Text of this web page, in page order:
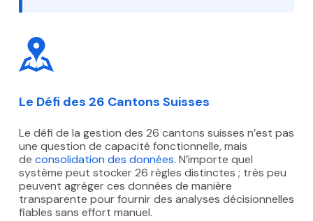
Le Défi des 26 Cantons Suisses
Le défi de la gestion des 26 cantons suisses n’est pas
une question de capacité fonctionnelle, mais
de consolidation des données. N’importe quel
système peut stocker 26 règles distinctes ; très peu
peuvent agréger ces données de manière
transparente pour fournir des analyses décisionnelles
fiables sans effort manuel.